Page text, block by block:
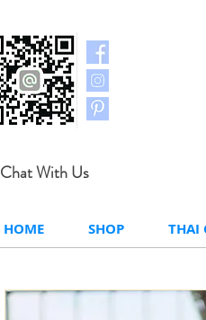
Chat With Us
HOME SHOP THAI